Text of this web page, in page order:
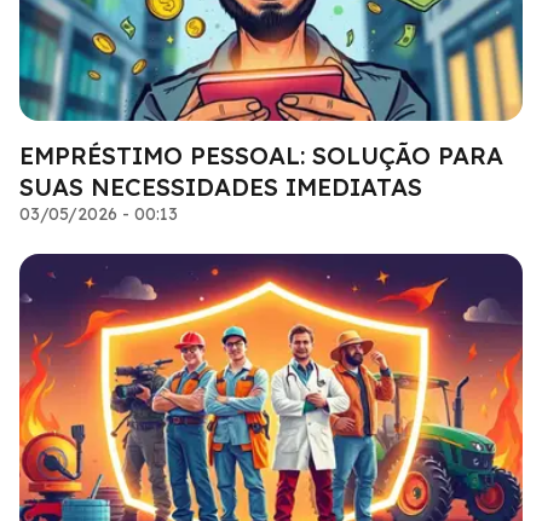
EMPRÉSTIMO PESSOAL: SOLUÇÃO PARA
SUAS NECESSIDADES IMEDIATAS
03/05/2026 - 00:13